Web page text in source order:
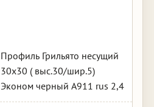
Профиль Грильято несущий
30х30 ( выс.30/шир.5)
Эконом черный А911 rus 2,4